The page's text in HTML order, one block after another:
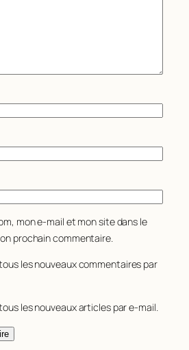
mon e-mail et mon site dans le
prochain commentaire.
les nouveaux commentaires par
les nouveaux articles par e-mail.